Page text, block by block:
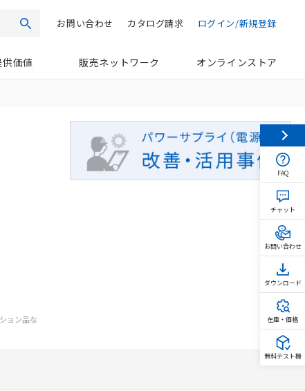
検索 ログイン/新規登録
カタログ請求
お問い合わせ
価値 販売ネットワーク オンラインストア
ョン品な
FAQ
チャット
お問い合わせ
ダウンロード
在庫・価格
無料テスト機